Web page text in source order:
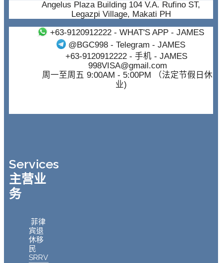
Angelus Plaza Building 104 V.A. Rufino ST,
Legazpi Village, Makati PH
+63-9120912222- WHAT'S APP - JAMES
@BGC998 - Telegram - JAMES
+63-9120912222- 手机 - JAMES
998VISA@gmail.com
周一至周五 9:00AM - 5:00PM （法定节假日休
业)
Services
主营业
务
菲律
宾退
休移
民
SRRV